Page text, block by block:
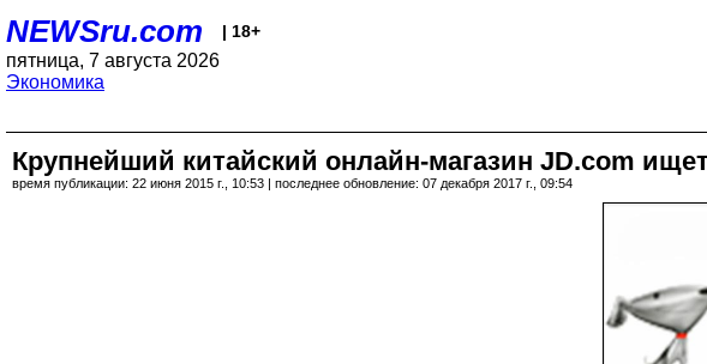
NEWSru.com | 18+
пятница, 7 августа 2026
Экономика
Крупнейший китайский онлайн-магазин JD.com
время публикации: 22 июня 2015 г., 10:53 | последнее обновление: 07 декабря 2017 г., 09:54